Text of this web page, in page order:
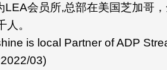
LEA会员所,总部在美国芝加哥
人。
is local Partner of ADP
03)